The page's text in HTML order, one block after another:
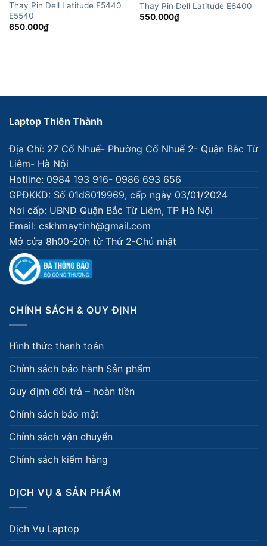
Thay Pin Dell Latitude E5440
E5540
650.000₫
Thay Pin Dell Latitude E6400
550.000₫
Laptop Thiên Thành
Địa Chỉ: 27 Cổ Nhuế- Phường Cổ Nhuế 2- Quận Bắc Từ
Liêm- Hà Nội
Hotline: 0984 193 916- 0986 693 656
GPĐKKD: Số 01d8019969, cấp ngày 03/01/2024
Nơi cấp: UBND Quận Bắc Từ Liêm, TP Hà Nội
Email: cskhmaytinh@gmail.com
Mở cửa 8h00-20h từ Thứ 2-Chủ nhật
CHÍNH SÁCH & QUY ĐỊNH
Hình thức thanh toán
Chính sách bảo hành Sản phẩm
Quy định đổi trả – hoàn tiền
Chính sách bảo mật
Chính sách vận chuyển
Chính sách kiểm hàng
DỊCH VỤ & SẢN PHẨM
Dịch Vụ Laptop